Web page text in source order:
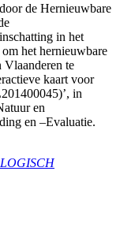
de Hernieuwbare
in het
het hernieuwbare
Vlaanderen te
kaart voor
in
en
en –Evaluatie.